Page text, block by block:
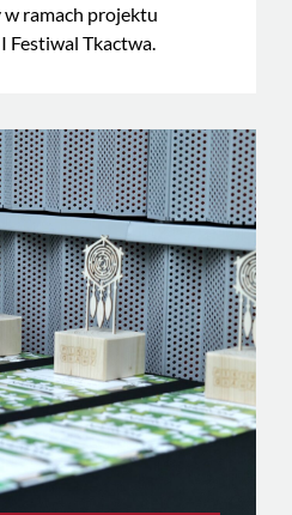
ramach projektu
Festiwal Tkactwa.